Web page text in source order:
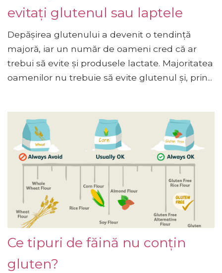
evitați glutenul sau laptele
Depășirea glutenului a devenit o tendință
majoră, iar un număr de oameni cred că ar
trebui să evite și produsele lactate. Majoritatea
oamenilor nu trebuie să evite glutenul și, prin...
Ce tipuri de făină nu conțin
gluten?